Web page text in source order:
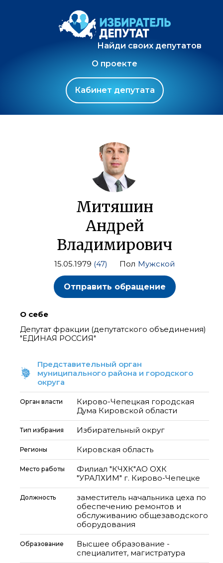
Найди своих депутатов
О проекте
Кабинет депутата
Митяшин
Андрей
Владимирович
15.05.1979 (47) Пол Мужской
Отправить обращение
О себе
Депутат фракции (депутатского объединения)
"ЕДИНАЯ РОССИЯ"
Представительный орган
муниципального района и городского
округа
Орган власти
Кирово-Чепецкая городская
Дума Кировской области
Тип избрания Избирательный округ
Регионы Кировская область
Место работы
Филиал "КЧХК"АО ОХК
"УРАЛХИМ" г. Кирово-Чепецке
Должность
заместитель начальника цеха по
обеспечению ремонтов и
обслуживанию общезаводского
оборудования
Образование
Высшее образование -
специалитет, магистратура